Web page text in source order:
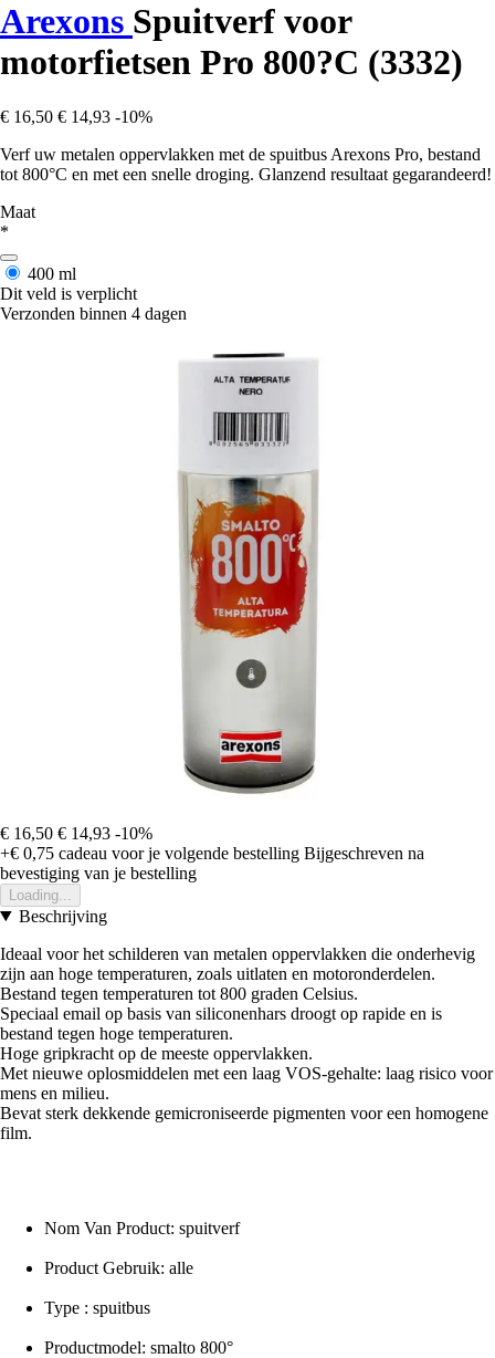
Arexons Spuitverf voor
motorfietsen Pro 800?C (3332)
€ 16,50 € 14,93 -10%
Verf uw metalen oppervlakken met de spuitbus Arexons Pro, bestand
tot 800°C en met een snelle droging. Glanzend resultaat gegarandeerd!
Maat
*
400 ml
Dit veld is verplicht
Verzonden binnen 4 dagen
€ 16,50 € 14,93 -10%
+€ 0,75 cadeau voor je volgende bestelling Bijgeschreven na
bevestiging van je bestelling
Loading...
Beschrijving
Ideaal voor het schilderen van metalen oppervlakken die onderhevig
zijn aan hoge temperaturen, zoals uitlaten en motoronderdelen.
Bestand tegen temperaturen tot 800 graden Celsius.
Speciaal email op basis van siliconenhars droogt op rapide en is
bestand tegen hoge temperaturen.
Hoge gripkracht op de meeste oppervlakken.
Met nieuwe oplosmiddelen met een laag VOS-gehalte: laag risico voor
mens en milieu.
Bevat sterk dekkende gemicroniseerde pigmenten voor een homogene
film.
Nom Van Product: spuitverf
Product Gebruik: alle
Type : spuitbus
Productmodel: smalto 800°